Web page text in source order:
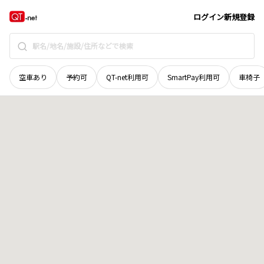
ログイン新規登録
空車あり 予約可 QT-net利用可 SmartPay利用可 車椅子
島根県